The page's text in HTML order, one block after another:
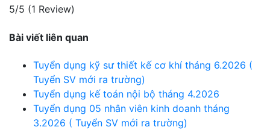
5/5 (1 Review)
Bài viết liên quan
Tuyển dụng kỹ sư thiết kế cơ khí tháng 6.2026 (
Tuyển SV mới ra trường)
Tuyển dụng kế toán nội bộ tháng 4.2026
Tuyển dụng 05 nhân viên kinh doanh tháng
3.2026 ( Tuyển SV mới ra trường)